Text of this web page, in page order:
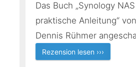
Das Buch „Synology
praktische Anleitung“ von
Dennis Rühmer
Rezension lesen ›››